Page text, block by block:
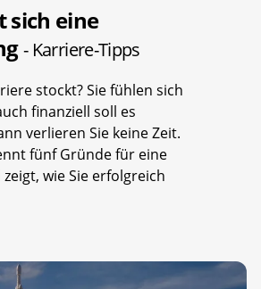
sich eine
- Karriere-Tipps
stockt? Sie fühlen sich
finanziell soll es
verlieren Sie keine Zeit.
fünf Gründe für eine
wie Sie erfolgreich